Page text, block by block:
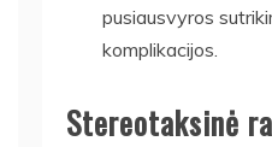
pusiausvyros
komplikacijos.
Stereotaksinė